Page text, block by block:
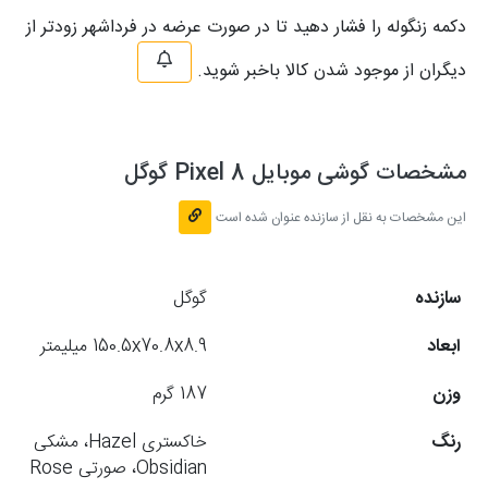
دکمه زنگوله را فشار دهید تا در صورت عرضه در فرداشهر زودتر از
دیگران از موجود شدن کالا باخبر شوید.
مشخصات گوشی موبایل Pixel 8 گوگل
این مشخصات به نقل از سازنده عنوان شده است
سازنده
گوگل
ابعاد
150.5x70.8x8.9 میلیمتر
وزن
187 گرم
رنگ
خاکستری Hazel، مشکی
Obsidian، صورتی Rose